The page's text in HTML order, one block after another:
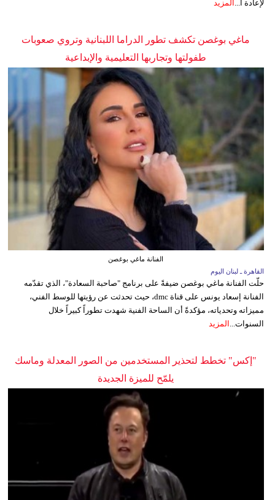
لإعادة ا... المزيد
ماغي بوغصن تكشف تطور الدراما اللبنانية وتروي صعوبات
طفولتها وتجاربها التعليمية والإبداعية
الفنانة ماغي بوغصن
القاهرة ـ لبنان اليوم
حلّت الفنانة ماغي بوغصن ضيفةً على برنامج "صاحبة السعادة"، الذي تقدّمه
الفنانة إسعاد يونس على قناة dmc، حيث تحدثت عن رؤيتها للوسط الفني،
مميزاته وتحدياته، مؤكدةً أن الساحة الفنية شهدت تطوراً كبيراً خلال
السنوات...
المزيد
"إكس" تخطط لتحذير المستخدمين من الصور المعدلة وماسك
يلمّح للميزة الجديدة